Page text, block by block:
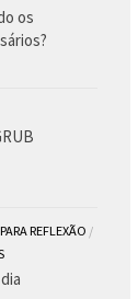
os
REFLEXÃO /